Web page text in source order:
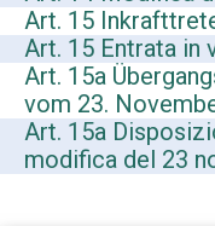
Art. 15
Art. 15 Entrata in
Art. 15a
vom 23.
Art. 15a
modifica del 23